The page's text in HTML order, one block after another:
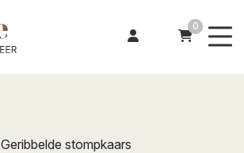
0
Geribbelde stompkaars